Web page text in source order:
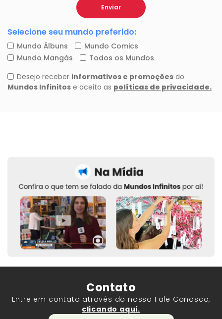
Contato
Entre em contato através do nosso Fale Conosco,
clicando aqui.